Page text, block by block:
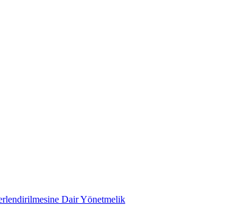
Dair Yönetmelik